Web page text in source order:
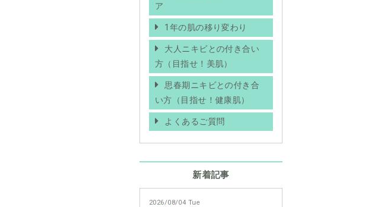
ア
1年の肌の移り変わり
大人ニキビとの付き合い
方（目指せ！美肌）
思春期ニキビとの付き合
い方（目指せ！健康肌）
よくあるご質問
新着記事
2026/08/04 Tue